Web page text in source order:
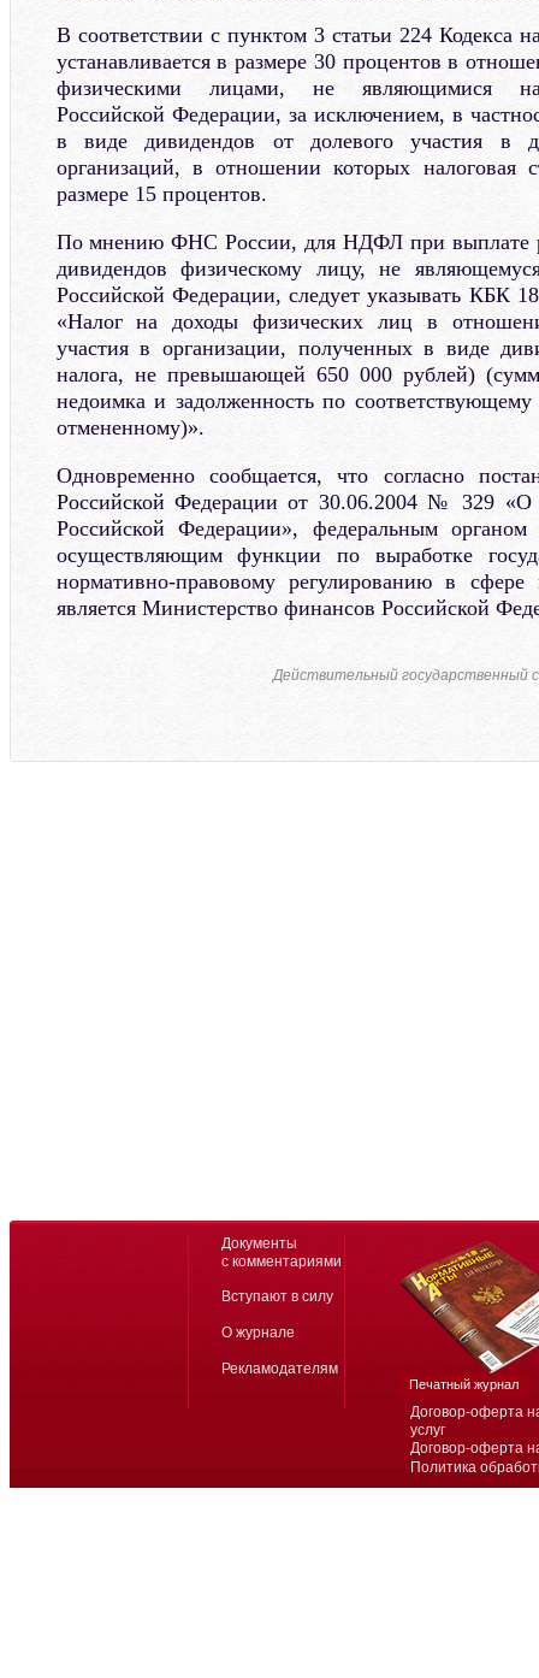
В соответствии с пунктом 3 статьи 224 Кодекса
устанавливается в размере 30 процентов в
физическими лицами, не являющимися
Российской Федерации, за исключением, в
в виде дивидендов от долевого участия в
организаций, в отношении которых налоговая
размере 15 процентов.
По мнению ФНС России, для НДФЛ при выплате
дивидендов физическому лицу, не
Российской Федерации, следует указывать КБК
«Налог на доходы физических лиц в
участия в организации, полученных в виде
налога, не превышающей 650 000 рублей)
недоимка и задолженность по
отмененному)».
Одновременно сообщается, что согласно
Российской Федерации от 30.06.2004 № 329 «О
Российской Федерации», федеральным органом
осуществляющим функции по выработке
нормативно-правовому регулированию в сфере
является Министерство финансов Российской
Действительный государственный
Договор-оферта
услуг
Договор-оферта
Политика
Документы
с комментариями
Вступают в силу
О журнале
Рекламодателям
Печатный журнал